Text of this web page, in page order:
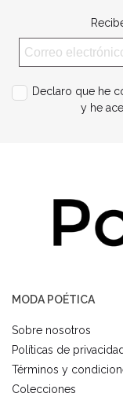
Declaro que he
y he
MODA POÉTICA
Sobre nosotros
Políticas de
Términos y
Colecciones